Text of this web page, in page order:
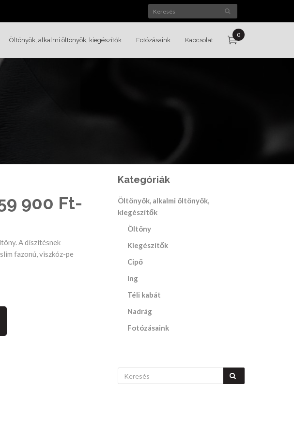
0
Öltönyök, alkalmi öltönyök, kiegészítők Fotózásaink Kapcsolat
900 Ft-
A díszítésnek
fazonú, viszkóz-pe
Kategóriák
Öltönyök, alkalmi öltönyök,
kiegészítők
Öltöny
Kiegészítők
Cipő
Ing
Téli kabát
Nadrág
Fotózásaink